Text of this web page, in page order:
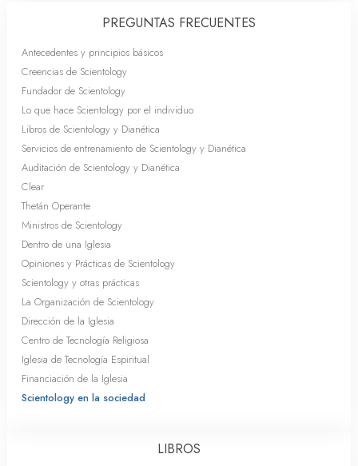
PREGUNTAS FRECUENTES
Antecedentes y principios básicos
Creencias de Scientology
Fundador de Scientology
Lo que hace Scientology por el individuo
Libros de Scientology y Dianética
Servicios de entrenamiento de Scientology y Dianética
Auditación de Scientology y Dianética
Clear
Thetán Operante
Ministros de Scientology
Dentro de una Iglesia
Opiniones y Prácticas de Scientology
Scientology y otras prácticas
La Organización de Scientology
Dirección de la Iglesia
Centro de Tecnología Religiosa
Iglesia de Tecnología Espiritual
Financiación de la Iglesia
Scientology en la sociedad
LIBROS